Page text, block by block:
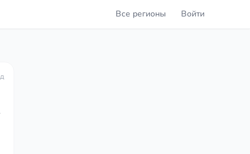
Все регионы Войти